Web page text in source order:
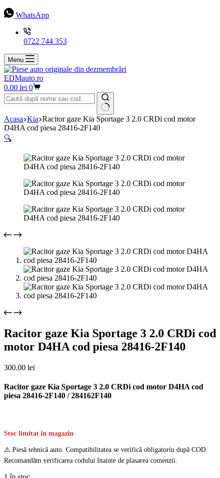
WhatsApp
0722 744 353
Menu
EDMauto.ro
Coș
de
cumpărături
0.00 lei 0
Niciun
rezultat
Acasa Kia Racitor gaze Kia Sportage 3 2.0 CRDi cod motor
D4HA cod piesa 28416-2F140
🔍
Racitor gaze Kia Sportage 3 2.0 CRDi cod
motor D4HA cod piesa 28416-2F140
300.00 lei
Racitor gaze Kia Sportage 3 2.0 CRDi cod motor D4HA cod
piesa 28416-2F140 / 284162F140
Stoc limitat în magazin
⚠️ Piesă tehnică auto. Compatibilitatea se verifică obligatoriu după COD.
Recomandăm verificarea codului înainte de plasarea comenzii.